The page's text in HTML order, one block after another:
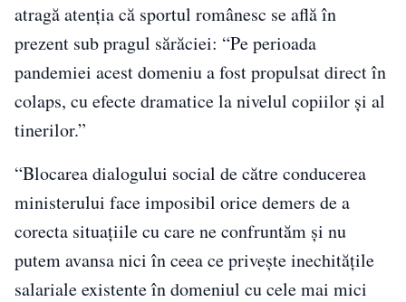
atragă atenţia că sportul românesc se află în
prezent sub pragul sărăciei: “Pe perioada
pandemiei acest domeniu a fost propulsat direct în
colaps, cu efecte dramatice la nivelul copiilor şi al
tinerilor.”
“Blocarea dialogului social de către conducerea
ministerului face imposibil orice demers de a
corecta situaţiile cu care ne confruntăm şi nu
putem avansa nici în ceea ce priveşte inechităţile
salariale existente în domeniul cu cele mai mici